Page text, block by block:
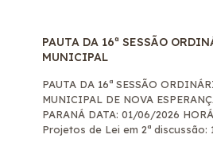
PAUTA DA 16ª SESSÃO
MUNICIPAL
PAUTA DA 16ª SESSÃO
MUNICIPAL DE NOVA
PARANÁ DATA: 01/06/2026
Projetos de Lei em 2ª discussão: